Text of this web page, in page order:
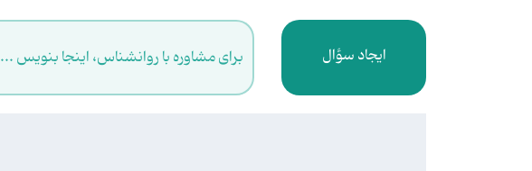
ایجاد سؤال برای مشاوره با روانشناس، اینجا بنویس ...